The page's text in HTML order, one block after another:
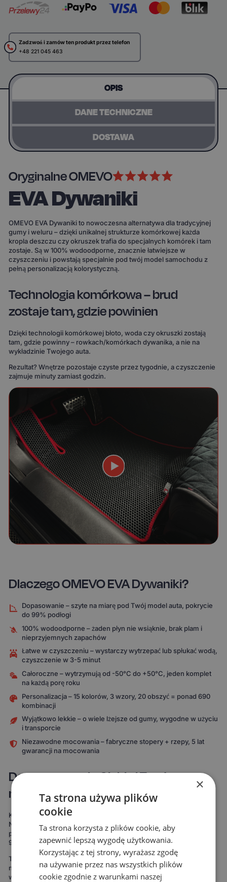
Zadzwoń i zamów ten produkt przez telefon
+48 221 045 463
OPIS
DANE TECHNICZNE
DOSTAWA
Oryginalne OMEVO
EVA Dywaniki
OMEVO EVA Dywaniki to nowoczesna alternatywa dla tradycyjnej
gumy i weluru – dzięki unikalnej strukturze komórkowej każda
kropla deszczu czy okruszek trafia do specjalnych komórek i tam
zostaje. Są w 100% wodoodporne, znacznie łatwiejsze w
czyszczeniu i powstają specjalnie pod twój model samochodu z
pełną personalizacją kolorystyczną.
Technologia komórkowa – brud
zostaje tam, gdzie powinien
Dzięki technologii komórkowej błoto, woda czy okruszki zostają
tam, gdzie powinny – rowkach/komórkach dywanika, a nie na
wykładzinie Twojego auta.
Rezultat? Wnętrze pozostaje czyste przez tygodnie, a czyszczenie
zajmuje minuty zamiast godzin.
Dlaczego OMEVO EVA Dywaniki?
Dopasowanie – szyte na miarę pod Twój model auta, pokrycie
do 99% podłogi
100% wodoodporne – żaden płyn nie wsiąknie, brak plam i
nieprzyjemnych zapachów
Łatwe w czyszczeniu – wystarczy wytrzepać lub spłukać wodą,
czyszczenie w 3-5 minut
Całoroczne – wytrzymują od -50°C do +50°C, jeden komplet
na każdą porę roku
Personalizacja – 15 kolorów, 3 wzory, 20 obszyć = ponad 690
kombinacji
Wyjątkowo lekkie – o wiele lżejsze od gumy, wygodne w użyciu
i transporcie
Niezawodne mocowania – fabryczne stopery + rzepy, 5 lat
gwarancji na mocowania
Dopasowane do Ciebie i Twojego
modelu auta
Każdy komplet powstaje specjalnie pod Twój model samochodu.
Nie korzystamy z uniwersalnych szablonów, które „mniej więcej
pasują". Nasze dywaniki są mierzone od zera, by pokryć nawet do
99% podłogi twojego auta.
To oznacza maksymalną ochronę podłogi – zdecydowanie więcej
niż w przypadku uniwersalnych mat. Rezultat widać od razu:
wnętrze wygląda bardziej spójnie, elegancko i zadbanie.
×
Ta strona używa plików
cookie
Ta strona korzysta z plików cookie, aby
zapewnić lepszą wygodę użytkowania.
Korzystając z tej strony, wyrażasz zgodę
na używanie przez nas wszystkich plików
cookie zgodnie z warunkami naszej